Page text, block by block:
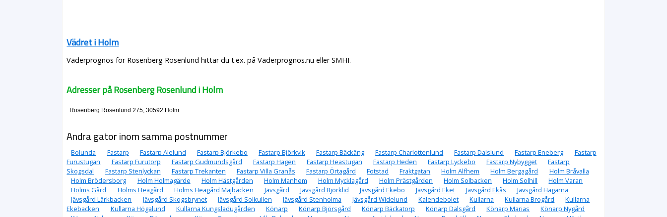
Vädret i Holm
Väderprognos för Rosenberg Rosenlund hittar du t.ex. på Väderprognos.nu eller SMHI.
Adresser på Rosenberg Rosenlund i Holm
Rosenberg Rosenlund 275, 30592 Holm
Andra gator inom samma postnummer
Bolunda Fastarp Fastarp Alelund Fastarp Björkebo Fastarp Björkvik Fastarp Bäckäng Fastarp Charlottenlund Fastarp Dalslund Fastarp Eneberg
Fastarp
Furustugan
Fastarp Furutorp Fastarp Gudmundsgård Fastarp Hagen Fastarp Heastugan Fastarp Heden Fastarp Lyckebo Fastarp Nybygget
Fastarp
Skogsdal
Fastarp Stenlyckan Fastarp Trekanten Fastarp Villa Granås Fastarp Örtagård Fotstad Fraktgatan Holm Alfhem Holm Bergagård
Holm Bråvalla
Holm Brödersborg
Holm Holmagärde Holm Hästgården Holm Manhem Holm Mycklagård Holm Prästgården Holm Solbacken Holm Solhill
Holm Varan
Holms Gård
Holms Heagård Holms Heagård Majbacken Jävsgård Jävsgård Björklid Jävsgård Ekebo Jävsgård Eket Jävsgård Ekås
Jävsgård Hagarna
Jävsgård Lärkbacken
Jävsgård Skogsbrynet Jävsgård Solkullen Jävsgård Stenholma Jävsgård Widelund Kalendebolet Kullarna Kullarna Brogård
Kullarna
Ekebacken
Kullarna Högalund Kullarna Kungsladugården Könarp Könarp Björsgård Könarp Bäckatorp Könarp Dalsgård Könarp Marias
Könarp Nygård